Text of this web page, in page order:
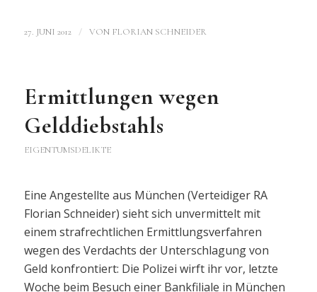
27. JUNI 2012 / VON FLORIAN SCHNEIDER
Ermittlungen wegen
Gelddiebstahls
EIGENTUMSDELIKTE
Eine Angestellte aus München (Verteidiger RA
Florian Schneider) sieht sich unvermittelt mit
einem strafrechtlichen Ermittlungsverfahren
wegen des Verdachts der Unterschlagung von
Geld konfrontiert: Die Polizei wirft ihr vor, letzte
Woche beim Besuch einer Bankfiliale in München